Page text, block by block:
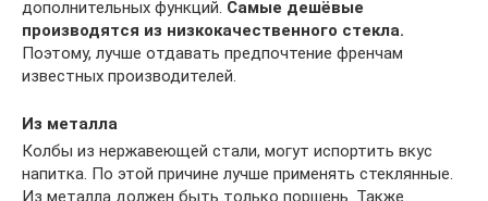
дополнительных функций. Самые дешёвые
производятся из низкокачественного стекла.
Поэтому, лучше отдавать предпочтение френчам
известных производителей.
Из металла
Колбы из нержавеющей стали, могут испортить вкус
напитка. По этой причине лучше применять стеклянные.
Из металла должен быть только поршень. Также